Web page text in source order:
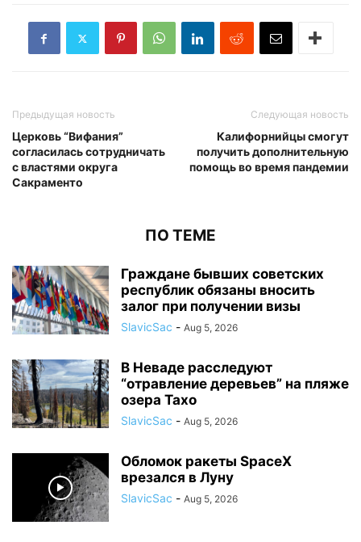
Предыдущая новость
Церковь “Вифания”
согласилась сотрудничать
с властями округа
Сакраменто
Следующая новость
Калифорнийцы смогут
получить дополнительную
помощь во время пандемии
ПО ТЕМЕ
Граждане бывших советских
республик обязаны вносить
залог при получении визы
SlavicSac - Aug 5, 2026
В Неваде расследуют
“отравление деревьев” на пляже
озера Тахо
SlavicSac - Aug 5, 2026
Обломок ракеты SpaceX
врезался в Луну
SlavicSac - Aug 5, 2026